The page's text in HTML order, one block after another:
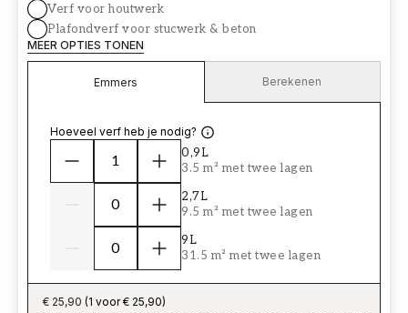
Verf voor houtwerk
Plafondverf voor stucwerk & beton
MEER OPTIES TONEN
Emmers Berekenen
Hoeveel verf heb je nodig?
0,9L
3.5 m² met twee lagen
2,7L
9.5 m² met twee lagen
9L
31.5 m² met twee lagen
€ 25,90 (1 voor € 25,90)